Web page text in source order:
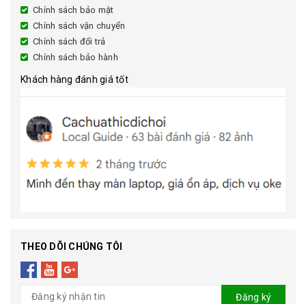
Chính sách bảo mật
Chính sách vận chuyển
Chính sách đổi trả
Chính sách bảo hành
Khách hàng đánh giá tốt
THEO DÕI CHÚNG TÔI
Đăng ký